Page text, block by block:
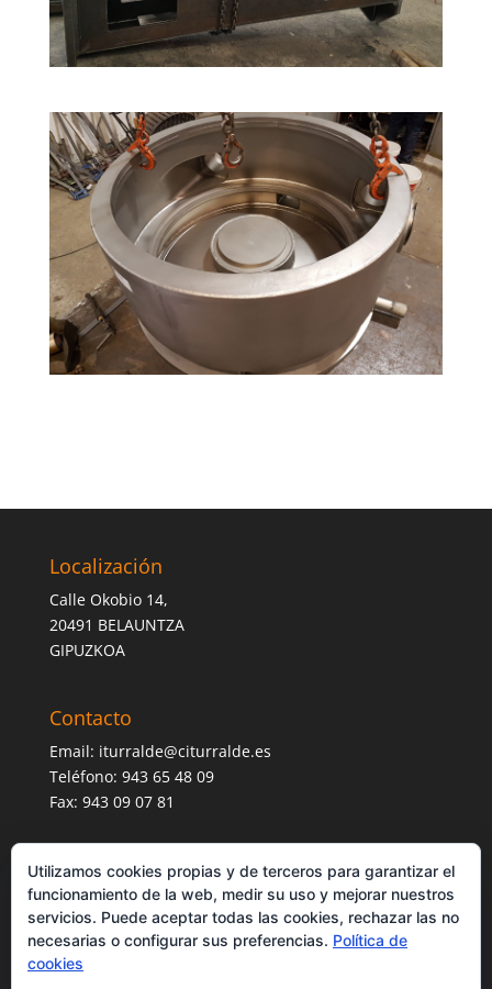
Localización
Calle Okobio 14,
20491 BELAUNTZA
GIPUZKOA
Contacto
Email: iturralde@citurralde.es
Teléfono: 943 65 48 09
Fax: 943 09 07 81
Utilizamos cookies propias y de terceros para garantizar el
funcionamiento de la web, medir su uso y mejorar nuestros
servicios. Puede aceptar todas las cookies, rechazar las no
necesarias o configurar sus preferencias. Política de
cookies